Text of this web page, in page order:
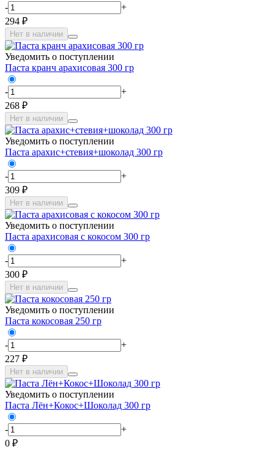
-
+
294 ₽
Нет в наличии
Уведомить о поступлении
Паста кранч арахисовая 300 гр
-
+
268 ₽
Нет в наличии
Уведомить о поступлении
Паста арахис+стевия+шоколад 300 гр
-
+
309 ₽
Нет в наличии
Уведомить о поступлении
Паста арахисовая с кокосом 300 гр
-
+
300 ₽
Нет в наличии
Уведомить о поступлении
Паста кокосовая 250 гр
-
+
227 ₽
Нет в наличии
Уведомить о поступлении
Паста Лён+Кокос+Шоколад 300 гр
-
+
0 ₽